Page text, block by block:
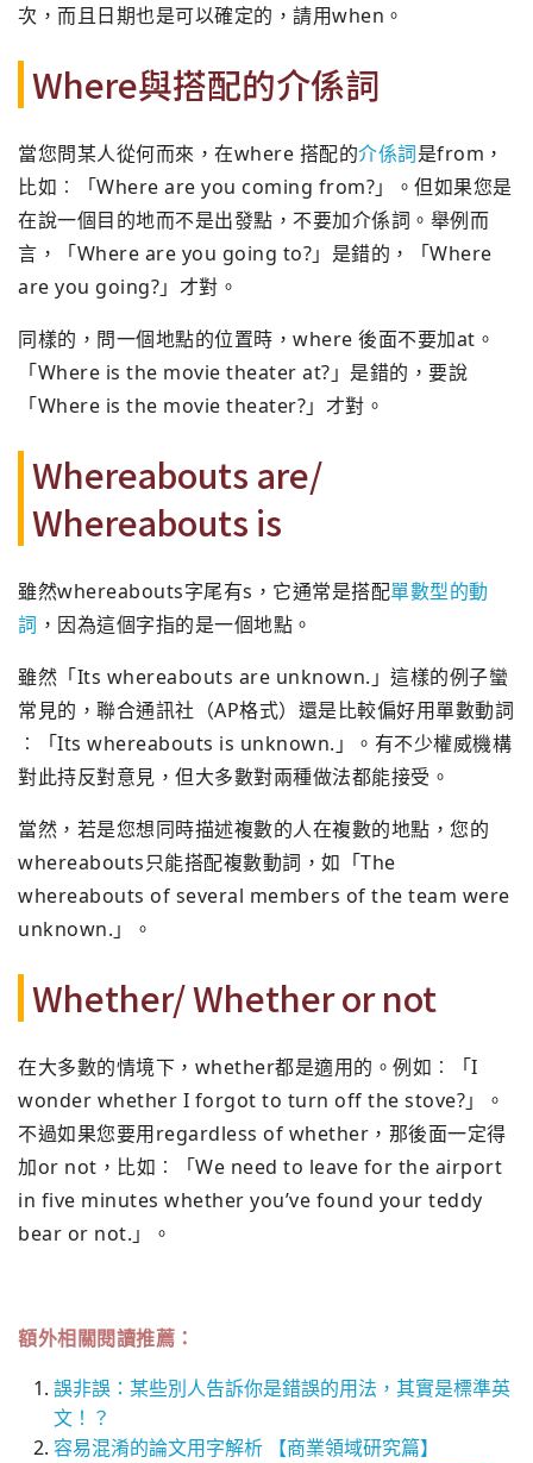
次，而且日期也是可以確定的，請用when。
Where與搭配的介係詞
當您問某人從何而來，在where 搭配的介係詞是from，
比如︰「Where are you coming from?」。但如果您是
在說一個目的地而不是出發點，不要加介係詞。舉例而
言，「Where are you going to?」是錯的，「Where
are you going?」才對。
同樣的，問一個地點的位置時，where 後面不要加at。
「Where is the movie theater at?」是錯的，要說
「Where is the movie theater?」才對。
Whereabouts are/
Whereabouts is
雖然whereabouts字尾有s，它通常是搭配單數型的動
詞 ，因為這個字指的是一個地點。
雖然「Its whereabouts are unknown.」這樣的例子蠻
常見的，聯合通訊社（AP格式）還是比較偏好用單數動詞
︰「Its whereabouts is unknown.」。有不少權威機構
對此持反對意見，但大多數對兩種做法都能接受。
當然，若是您想同時描述複數的人在複數的地點，您的
whereabouts只能搭配複數動詞，如「The
whereabouts of several members of the team were
unknown.」。
Whether/ Whether or not
在大多數的情境下，whether都是適用的。例如︰「I
wonder whether I forgot to turn off the stove?」。
不過如果您要用regardless of whether，那後面一定得
加or not，比如︰「We need to leave for the airport
in five minutes whether you’ve found your teddy
bear or not.」。
額外相關閱讀推薦：
誤非誤：某些別人告訴你是錯誤的用法，其實是標準英
文！？
容易混淆的論文用字解析 【商業領域研究篇】